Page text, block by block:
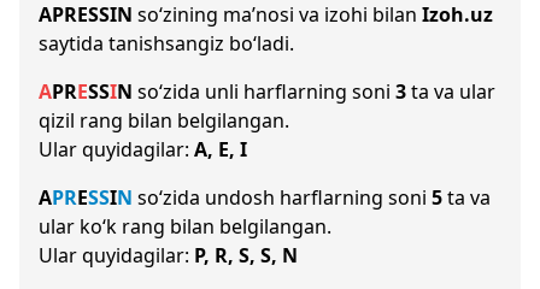
APRESSIN so‘zining ma’nosi va izohi bilan Izoh.uz
saytida tanishsangiz bo‘ladi.
APRESSIN so‘zida unli harflarning soni 3ta va ular
qizil rang bilan belgilangan.
Ular quyidagilar: A, E, I
APRESSIN so‘zida undosh harflarning soni 5ta va
ular ko‘k rang bilan belgilangan.
Ular quyidagilar: P, R, S, S, N